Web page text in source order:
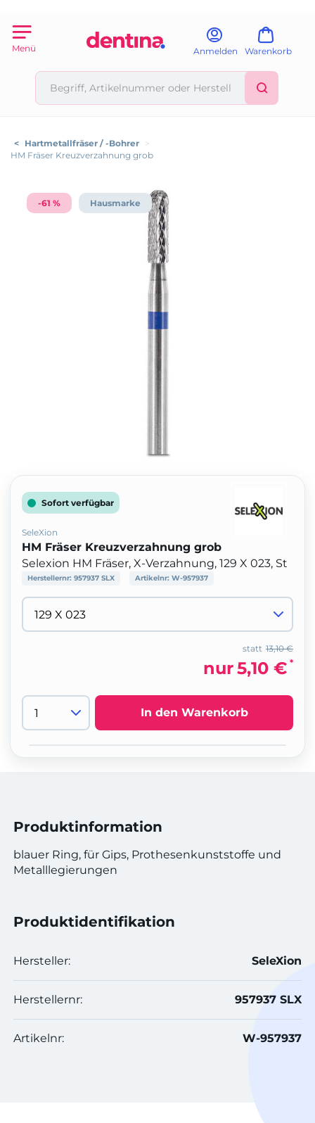
Menü Anmelden Warenkorb
< Hartmetallfräser / -Bohrer >
HM Fräser Kreuzverzahnung grob
-61 % Hausmarke
Sofort verfügbar
SeleXion
HM Fräser Kreuzverzahnung grob
Selexion HM Fräser, X-Verzahnung, 129 X 023, St
Herstellernr: 957937 SLX Artikelnr: W-957937
13,10 €
statt
nur5,10 € *
In den Warenkorb
Produktinformation
blauer Ring, für Gips, Prothesenkunststoffe und
Metalllegierungen
Produktidentifikation
Hersteller: SeleXion
Herstellernr: 957937 SLX
Artikelnr: W-957937